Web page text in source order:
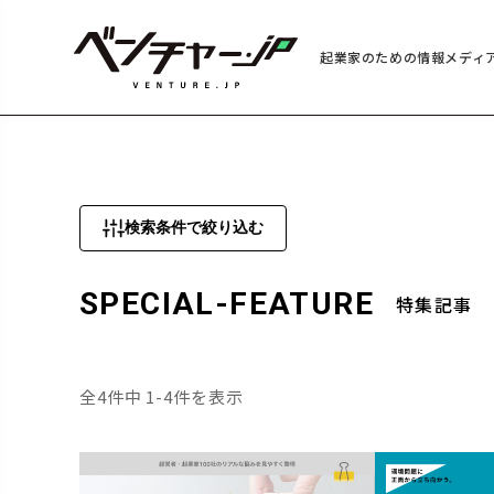
起業家のための情報メディ
検索条件で絞り込む
SPECIAL-FEATURE 特集記事
全4件中 1-4件を表示